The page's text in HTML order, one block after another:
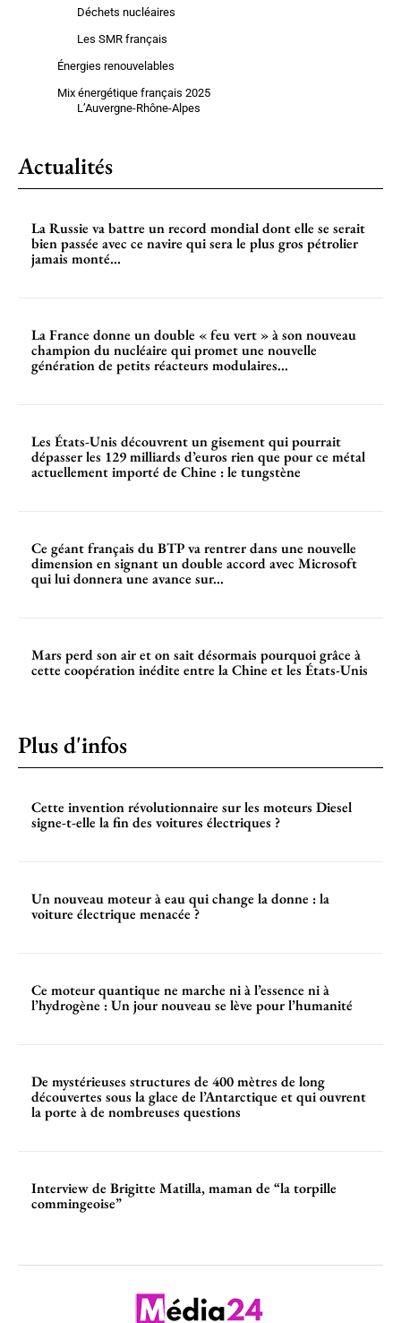
Déchets nucléaires
Les SMR français
Énergies renouvelables
Mix énergétique français 2025
L’Auvergne-Rhône-Alpes
Actualités
La Russie va battre un record mondial dont elle se serait
bien passée avec ce navire qui sera le plus gros pétrolier
jamais monté...
La France donne un double « feu vert » à son nouveau
champion du nucléaire qui promet une nouvelle
génération de petits réacteurs modulaires...
Les États-Unis découvrent un gisement qui pourrait
dépasser les 129 milliards d’euros rien que pour ce métal
actuellement importé de Chine : le tungstène
Ce géant français du BTP va rentrer dans une nouvelle
dimension en signant un double accord avec Microsoft
qui lui donnera une avance sur...
Mars perd son air et on sait désormais pourquoi grâce à
cette coopération inédite entre la Chine et les États-Unis
Plus d'infos
Cette invention révolutionnaire sur les moteurs Diesel
signe-t-elle la fin des voitures électriques ?
Un nouveau moteur à eau qui change la donne : la
voiture électrique menacée ?
Ce moteur quantique ne marche ni à l’essence ni à
l’hydrogène : Un jour nouveau se lève pour l’humanité
De mystérieuses structures de 400 mètres de long
découvertes sous la glace de l’Antarctique et qui ouvrent
la porte à de nombreuses questions
Interview de Brigitte Matilla, maman de “la torpille
commingeoise”